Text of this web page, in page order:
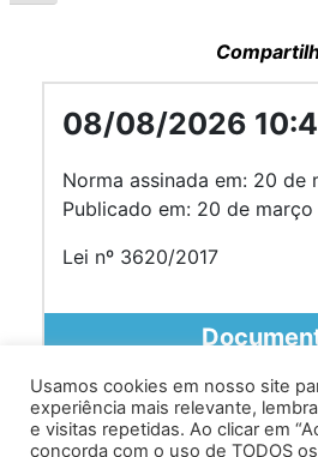
08/08/2026
Norma assinada em: 20 de
Publicado em: 20 de março
Lei nº 3620/2017
Usamos cookies em nosso site
experiência mais relevante,
e visitas repetidas. Ao clicar em
concorda com o uso de TODOS